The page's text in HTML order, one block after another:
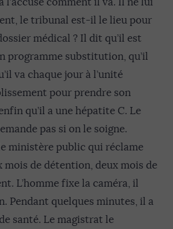
le tribunal est-il le lieu pour
médical ? Il dit qu’il est
programme substitution, qu’il
va chaque jour à l’unité
pour prendre son
qu’il a une hépatite C. Le
pas si on le soigne.
ministère public qui réclame
mois de détention, deux mois de
L’homme fixe la caméra, il
Pendant quelques minutes, il a
santé. Le magistrat le